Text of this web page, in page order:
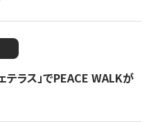
テラス」でPEACE WALKが